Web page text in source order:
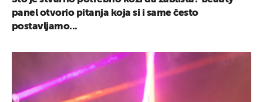
panel otvorio pitanja koja si i same često
postavljamo...